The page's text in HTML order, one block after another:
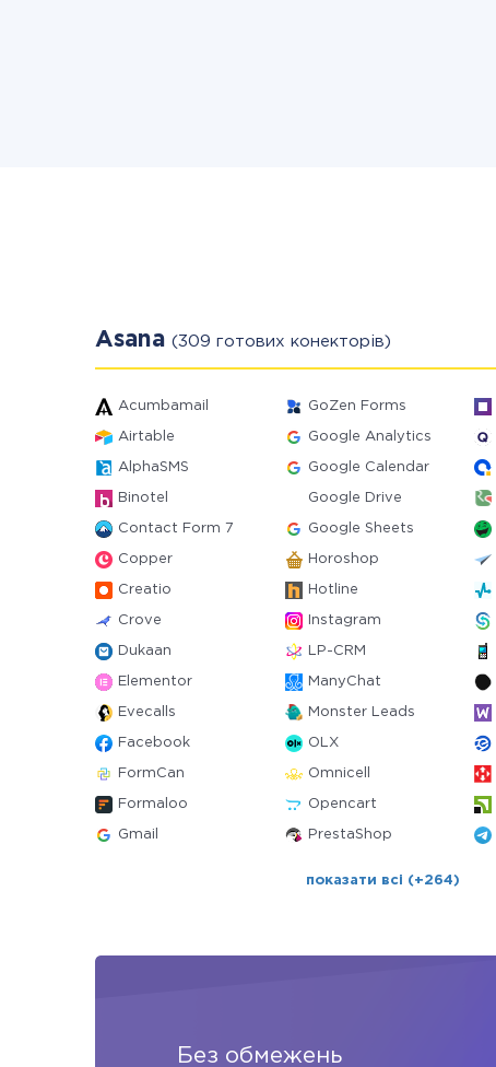
Asana (309 готових конекторів)
Acumbamail GoZen Forms
Airtable Google Analytics
AlphaSMS Google Calendar
Binotel Google Drive
Contact Form 7 Google Sheets
Copper Horoshop
Creatio Hotline
Crove Instagram
Dukaan LP-CRM
Elementor ManyChat
Evecalls Monster Leads
Facebook OLX
FormCan Omnicell
Formaloo Opencart
Gmail PrestaShop
показати всі (+264)
Без обмежень